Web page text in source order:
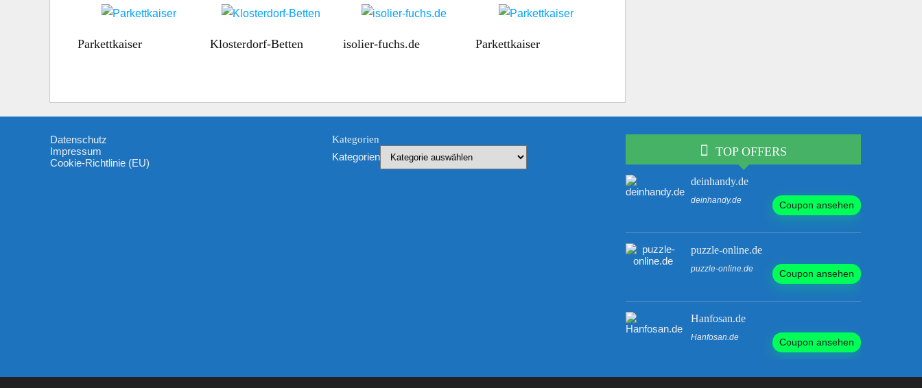
Parkettkaiser Klosterdorf-Betten isolier-fuchs.de Parkettkaiser
Datenschutz
Impressum
Cookie-Richtlinie (EU)
Kategorien
Kategorien TOP OFFERS
deinhandy.de
deinhandy.de Coupon ansehen
puzzle-online.de
puzzle-online.de Coupon ansehen
Hanfosan.de
Hanfosan.de Coupon ansehen